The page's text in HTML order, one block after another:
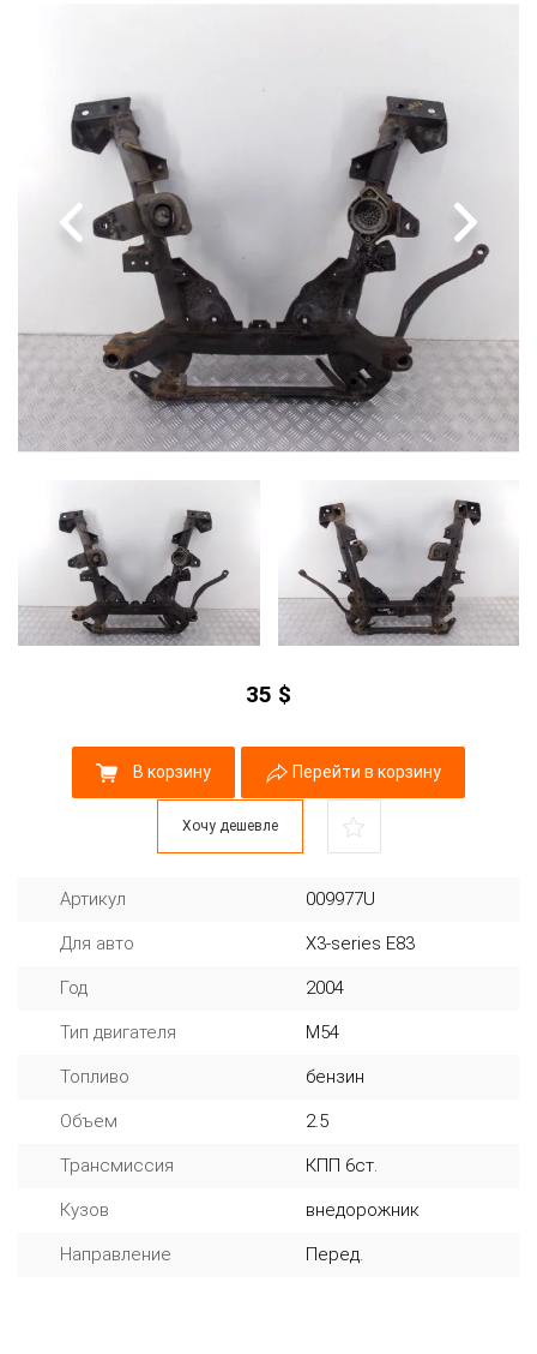
35 $
В корзину Перейти в корзину
Хочу дешевле
Артикул 009977U
Для авто X3-series E83
Год 2004
Тип двигателя M54
Топливо бензин
Объем 2.5
Трансмиссия КПП 6ст.
Кузов внедорожник
Направление Перед.